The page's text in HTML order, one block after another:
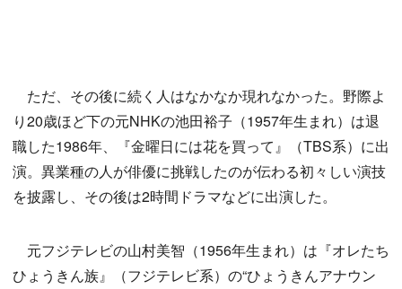
ただ、その後に続く人はなかなか現れなかった。野際よ
り20歳ほど下の元NHKの池田裕子（1957年生まれ）は退
職した1986年、『金曜日には花を買って』（TBS系）に出
演。異業種の人が俳優に挑戦したのが伝わる初々しい演技
を披露し、その後は2時間ドラマなどに出演した。
元フジテレビの山村美智（1956年生まれ）は『オレたち
ひょうきん族』（フジテレビ系）の“ひょうきんアナウン